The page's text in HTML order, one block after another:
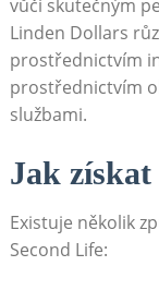
vůči skutečným
Linden Dollars
prostřednictvím
prostřednictvím
službami.
Jak
Existuje několik
Second Life: